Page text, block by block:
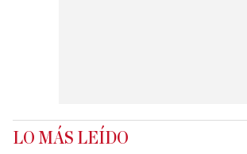
LO MÁS LEÍDO